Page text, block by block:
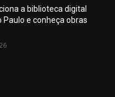
a biblioteca digital
Paulo e conheça obras